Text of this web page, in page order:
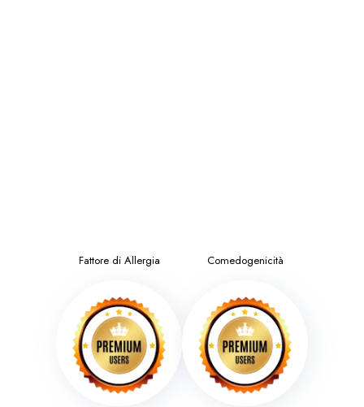
Fattore di Allergia Comedogenicità